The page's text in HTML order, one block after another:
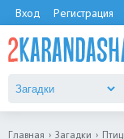
Вход Регистрация
Главная Загадки